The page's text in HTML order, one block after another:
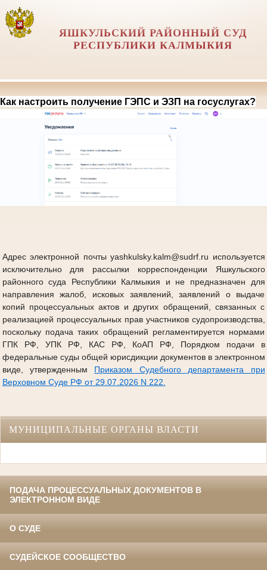
ЯШКУЛЬСКИЙ РАЙОННЫЙ СУД
РЕСПУБЛИКИ КАЛМЫКИЯ
Как настроить получение ГЭПС и ЭЗП на госуслугах?
Адрес электронной почты yashkulsky.kalm@sudrf.ru используется
исключительно для рассылки корреспонденции Яшкульского
районного суда Республики Калмыкия и не предназначен для
направления жалоб, исковых заявлений, заявлений о выдаче
копий процессуальных актов и других обращений, связанных с
реализацией процессуальных прав участников судопроизводства,
поскольку подача таких обращений регламентируется нормами
ГПК РФ, УПК РФ, КАС РФ, КоАП РФ, Порядком подачи в
федеральные суды общей юрисдикции документов в электронном
виде, утвержденным Приказом Судебного департамента при
Верховном Суде РФ от 29.07.2026 N 222.
МУНИЦИПАЛЬНЫЕ ОРГАНЫ ВЛАСТИ
ПОДАЧА ПРОЦЕССУАЛЬНЫХ ДОКУМЕНТОВ В
ЭЛЕКТРОННОМ ВИДЕ
О СУДЕ
СУДЕЙСКОЕ СООБЩЕСТВО